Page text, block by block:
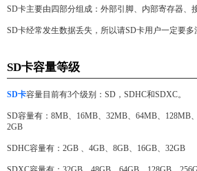
SD卡主要由四部分组成：外部引脚、内部寄存器、
SD卡经常发生数据丢失，所以请SD卡用户一定要多
SD卡容量等级
SD卡容量目前有3个级别：SD，SDHC和SDXC。
SD容量有：8MB、16MB、32MB、64MB、128MB
2GB
SDHC容量有：2GB 、4GB、8GB、16GB、32GB